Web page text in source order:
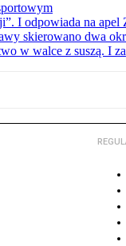
I odpowiada na apel
skierowano dwa
w walce z suszą. I